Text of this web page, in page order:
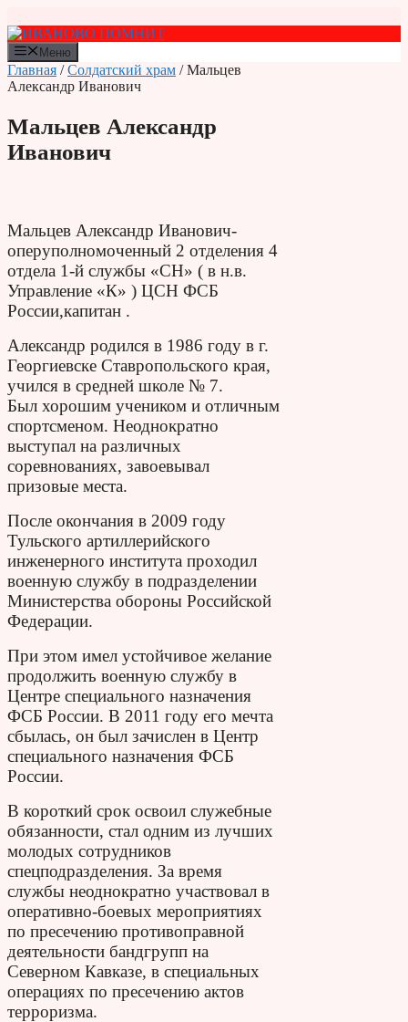
к
содержимому
Меню
Главная /Солдатский храм / Мальцев
Александр Иванович
Мальцев Александр
Иванович
Мальцев Александр Иванович-
оперуполномоченный 2 отделения 4
отдела 1-й службы «СН» ( в н.в.
Управление «К» ) ЦСН ФСБ
России,капитан .
Александр родился в 1986 году в г.
Георгиевске Ставропольского края,
учился в средней школе № 7.
Был хорошим учеником и отличным
спортсменом. Неоднократно
выступал на различных
соревнованиях, завоевывал
призовые места.
После окончания в 2009 году
Тульского артиллерийского
инженерного института проходил
военную службу в подразделении
Министерства обороны Российской
Федерации.
При этом имел устойчивое желание
продолжить военную службу в
Центре специального назначения
ФСБ России. В 2011 году его мечта
сбылась, он был зачислен в Центр
специального назначения ФСБ
России.
В короткий срок освоил служебные
обязанности, стал одним из лучших
молодых сотрудников
спецподразделения. За время
службы неоднократно участвовал в
оперативно-боевых мероприятиях
по пресечению противоправной
деятельности бандгрупп на
Северном Кавказе, в специальных
операциях по пресечению актов
терроризма.